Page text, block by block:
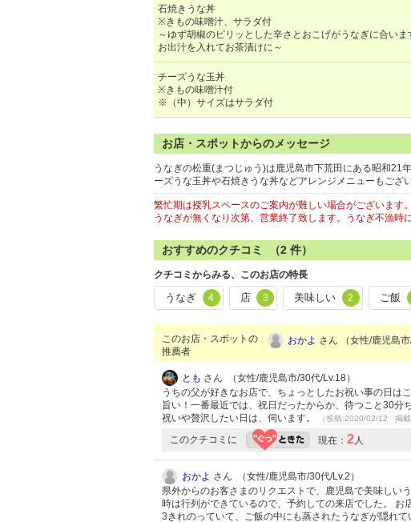
石焼きうな丼
※きもの味噌汁、サラダ付
～ゆず胡椒のピリッとした辛さとおこげがうなぎに合いま
お出汁を入れてお茶漬けに～
チーズうな玉丼
※きもの味噌汁付
※（中）サイズはサラダ付
お店・スポットからのメッセージ
うなぎの松重(まつじゅう)は鹿児島市下荒田にある昭和21
ーズうな玉丼や石焼きうな丼などアレンジメニューもござ
繁忙期は授乳スペースのご案内が難しい場合がございます。
うなぎが無くなり次第、営業終了致します。うなぎ不漁時
おすすめのクチコミ （2 件）
クチコミからみる、このお店の特長
うなぎ 4 店 3 美味しい 2 ご飯
このお店・スポットの
推薦者
おかよ さん （女性/鹿児島
とも さん （女性/鹿児島市/30代/Lv.18）
うちの父が好きなお店で、ちょっとしたお祝い事の日は
旨い！一番最近では、祝日だったからか、待つこと30
祝いや贅沢したい日は、伺います。
（投稿:2020/02/12 掲
このクチコミに 現在： 2 人
おかよ さん （女性/鹿児島市/30代/Lv.2）
県外からのお客さまのリクエストで、鹿児島で美味しい
時は行列ができているので、予約しての来店でした。
3きれのっていて、ご飯の中にも蒸されたうなぎが隠れ